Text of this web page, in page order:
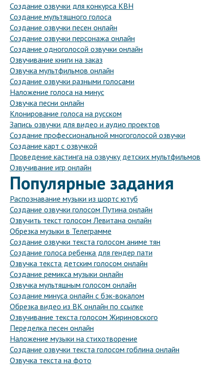
Создание озвучки для конкурса КВН
Создание мультяшного голоса
Создание озвучки песен онлайн
Создание озвучки персонажа онлайн
Создание одноголосой озвучки онлайн
Озвучивание книги на заказ
Озвучка мультфильмов онлайн
Создание озвучки разными голосами
Наложение голоса на минус
Озвучка песни онлайн
Клонирование голоса на русском
Запись озвучки для видео и аудио проектов
Создание профессиональной многоголосой озвучки
Создание карт с озвучкой
Проведение кастинга на озвучку детских мультфильмов
Озвучивание игр онлайн
Популярные задания
Распознавание музыки из шортс ютуб
Создание озвучки голосом Путина онлайн
Озвучить текст голосом Левитана онлайн
Обрезка музыки в Телеграмме
Создание озвучки текста голосом аниме тян
Создание голоса ребенка для гендер пати
Озвучка текста детским голосом онлайн
Создание ремикса музыки онлайн
Озвучка мультяшным голосом онлайн
Создание минуса онлайн с бэк-вокалом
Обрезка видео из ВК онлайн по ссылке
Озвучивание текста голосом Жириновского
Переделка песен онлайн
Наложение музыки на стихотворение
Создание озвучки текста голосом гоблина онлайн
Озвучка текста на фото